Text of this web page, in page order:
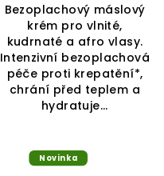
Bezoplachový máslový
krém pro vlnité,
kudrnaté a afro vlasy.
Intenzivní bezoplachová
péče proti krepatění*,
chrání před teplem a
hydratuje...
Novinka